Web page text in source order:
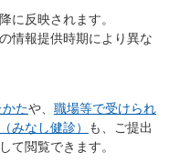
に反映されます。
情報提供時期により異な
たや、 職場等で受けられ
みなし健診）
も、ご提出
て閲覧できます。